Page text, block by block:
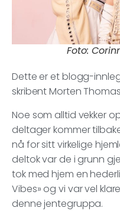
Foto:
Dette er et blogg-
skribent Morten
Noe som alltid vekker
deltager kommer
nå for sitt virkelige
deltok var de i grunn
tok med hjem en
Vibes» og vi var vel
denne jentegruppa.